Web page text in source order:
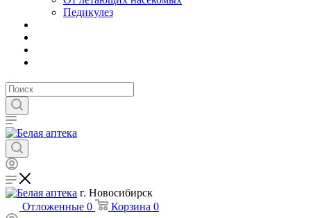
Педикулез
г. Новосибирск
Отложенные 0 Корзина 0